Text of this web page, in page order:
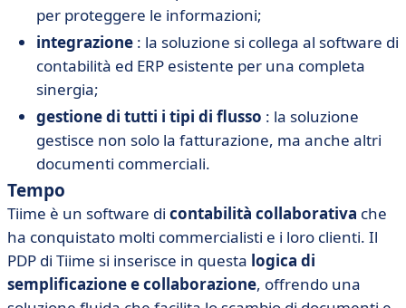
per proteggere le informazioni;
integrazione : la soluzione si collega al software di
contabilità ed ERP esistente per una completa
sinergia;
gestione di tutti i tipi di flusso : la soluzione
gestisce non solo la fatturazione, ma anche altri
documenti commerciali.
Tempo
Tiime è un software di contabilità collaborativa che
ha conquistato molti commercialisti e i loro clienti. Il
PDP di Tiime si inserisce in questa logica di
semplificazione e collaborazione, offrendo una